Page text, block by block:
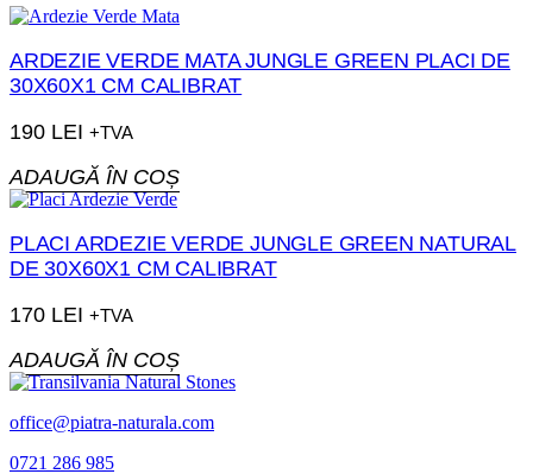
ARDEZIE VERDE MATA JUNGLE GREEN PLACI DE
30X60X1 CM CALIBRAT
190 LEI +TVA
ADAUGĂ ÎN COȘ
PLACI ARDEZIE VERDE JUNGLE GREEN NATURAL
DE 30X60X1 CM CALIBRAT
170 LEI +TVA
ADAUGĂ ÎN COȘ
office@piatra-naturala.com
0721 286 985